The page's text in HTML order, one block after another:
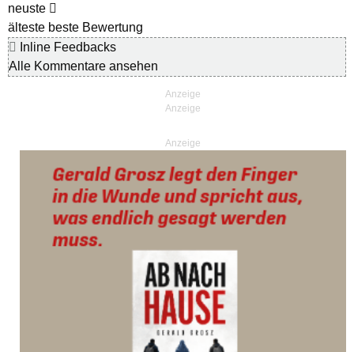
neuste
älteste beste Bewertung
Inline Feedbacks
Alle Kommentare ansehen
Anzeige